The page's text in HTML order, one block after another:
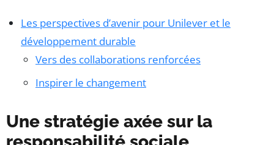
Les perspectives d’avenir pour Unilever et le
développement durable
Vers des collaborations renforcées
Inspirer le changement
Une stratégie axée sur la